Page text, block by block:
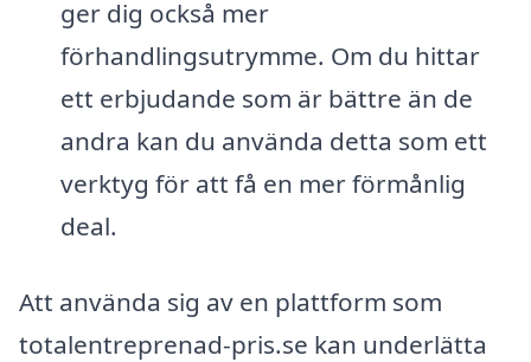
ger dig också mer
förhandlingsutrymme. Om du hittar
ett erbjudande som är bättre än de
andra kan du använda detta som ett
verktyg för att få en mer förmånlig
deal.
Att använda sig av en plattform som
totalentreprenad-pris.se kan underlätta